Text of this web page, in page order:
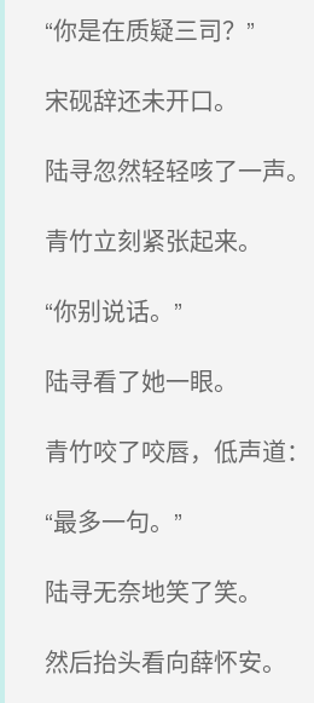
“你是在质疑三司？”
宋砚辞还未开口。
陆寻忽然轻轻咳了一声。
青竹立刻紧张起来。
“你别说话。”
陆寻看了她一眼。
青竹咬了咬唇，低声道：
“最多一句。”
陆寻无奈地笑了笑。
然后抬头看向薛怀安。